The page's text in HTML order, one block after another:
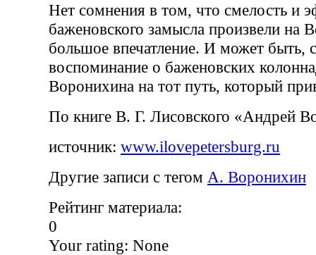
Нет сомнения в том, что смелость и
баженовского замысла произвели на
большое впечатление. И может быть,
воспоминание о баженовских
Воронихина на тот путь, который
По книге В. Г. Лисовского «Андрей
источник: www.ilovepetersburg.ru
Другие записи с тегом А. Воронихин
Рейтинг материала:
0
Your rating: None